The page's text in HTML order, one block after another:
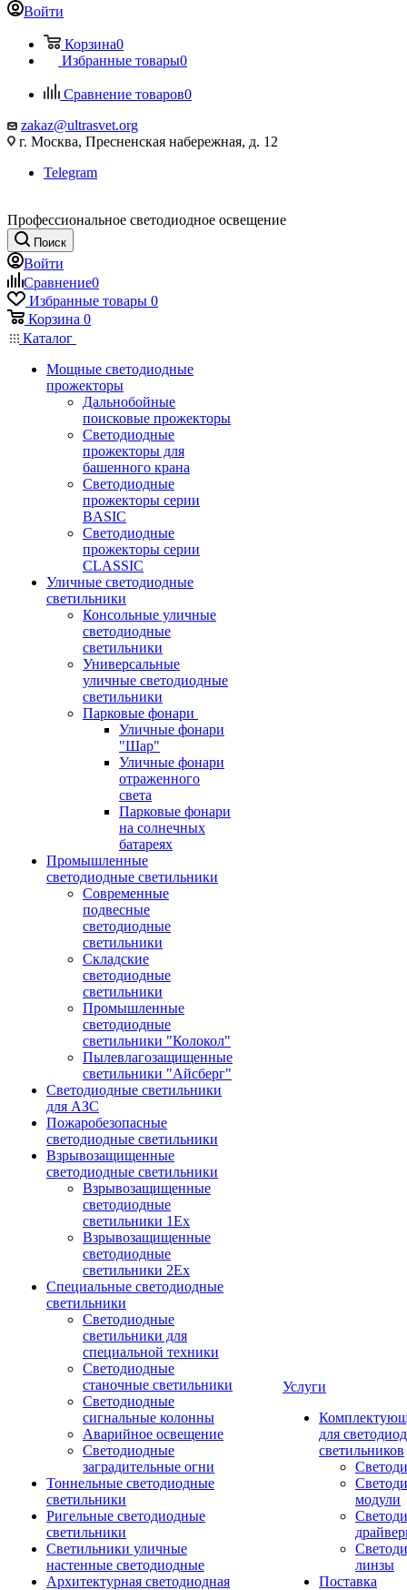
Войти
Корзина0
Избранные товары0
Сравнение товаров0
zakaz@ultrasvet.org
г. Москва, Пресненская набережная, д. 12
Telegram
Профессиональное светодиодное освещение
Поиск
Войти
Сравнение0
Избранные товары 0
Корзина 0
Каталог
Мощные светодиодные
прожекторы
Дальнобойные
поисковые прожекторы
Светодиодные
прожекторы для
башенного крана
Светодиодные
прожекторы серии
BASIC
Светодиодные
прожекторы серии
CLASSIC
Уличные светодиодные
светильники
Консольные уличные
светодиодные
светильники
Универсальные
уличные светодиодные
светильники
Парковые фонари
Уличные фонари
"Шар"
Уличные фонари
отраженного
света
Парковые фонари
на солнечных
батареях
Промышленные
светодиодные светильники
Современные
подвесные
светодиодные
светильники
Складские
светодиодные
светильники
Промышленные
светодиодные
светильники "Колокол"
Пылевлагозащищенные
светильники "Айсберг"
Светодиодные светильники
для АЗС
Пожаробезопасные
светодиодные светильники
Взрывозащищенные
светодиодные светильники
Взрывозащищенные
светодиодные
светильники 1Ex
Взрывозащищенные
светодиодные
светильники 2Ex
Специальные светодиодные
светильники
Светодиодные
светильники для
специальной техники
Светодиодные
станочные светильники
Светодиодные
сигнальные колонны
Аварийное освещение
Светодиодные
заградительные огни
Тоннельные светодиодные
светильники
Ригельные светодиодные
светильники
Светильники уличные
настенные светодиодные
Архитектурная светодиодная
Услуги
для
светильников
модули
линзы
Поставка